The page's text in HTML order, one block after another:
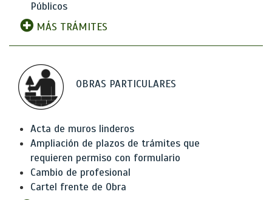
Públicos
MÁS TRÁMITES
OBRAS PARTICULARES
Acta de muros linderos
Ampliación de plazos de trámites que
requieren permiso con formulario
Cambio de profesional
Cartel frente de Obra